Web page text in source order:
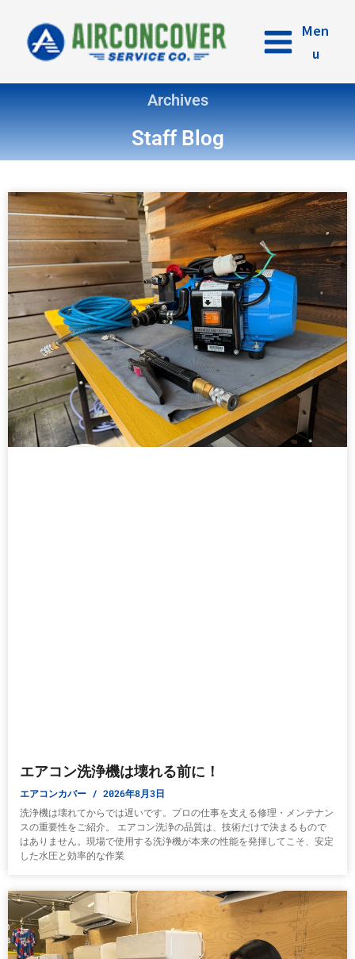
キ
Men
u
Archives
Staff Blog
エアコン洗浄機は壊れる前に！
エアコンカバー 2026年8月3日
洗浄機は壊れてからでは遅いです。プロの仕事を支える修理・メンテナン
スの重要性をご紹介。 エアコン洗浄の品質は、技術だけで決まるもので
はありません。現場で使用する洗浄機が本来の性能を発揮してこそ、安定
した水圧と効率的な作業
ペ
ー
ジ
ペ
ー
ジ
ペ
ー
ジ
ペ
ー
ジ